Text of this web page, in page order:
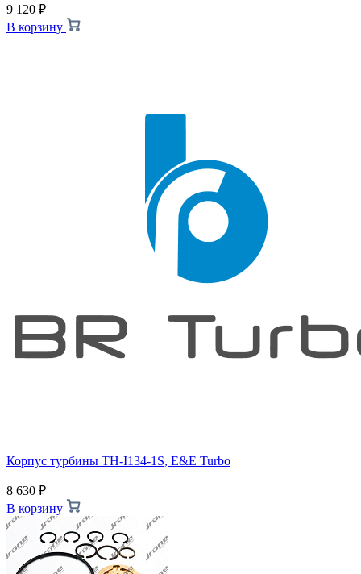
9 120 ₽
В корзину
Корпус турбины TH-I134-1S, E&E Turbo
8 630 ₽
В корзину